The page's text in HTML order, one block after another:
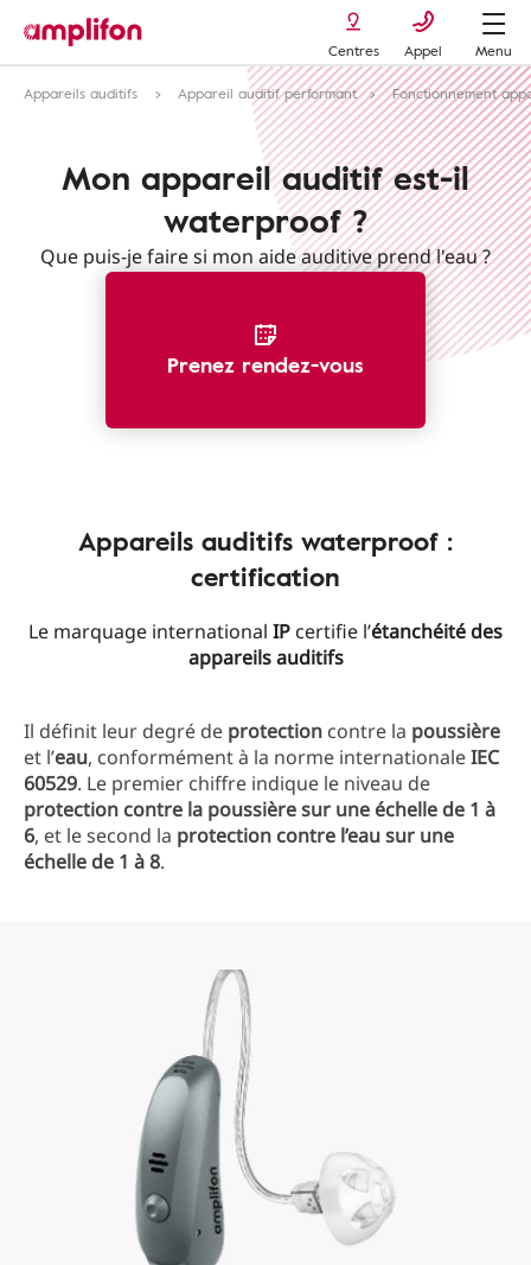
Centres Appel
Menu
Appareils auditifs
Appareil auditif performant Fonctionnement
Mon appareil auditif est-il
waterproof ?
Que puis-je faire si mon aide auditive prend l'eau ?
Prenez rendez-vous
Appareils auditifs waterproof :
certification
Le marquage international IP certifie l’étanchéité des
appareils auditifs
Il définit leur degré de protection contre la poussière
et l’eau, conformément à la norme internationaleIEC
60529. Le premier chiffre indique le niveau de
protection contre la poussière sur une échelle de 1 à
6, et le second la protection contre l’eau sur une
échelle de 1 à 8.